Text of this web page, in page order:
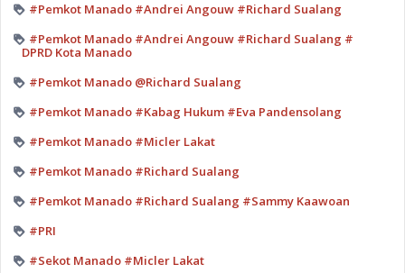
#Pemkot Manado #Andrei Angouw #Richard Sualang
#Pemkot Manado #Andrei Angouw #Richard Sualang #
DPRD Kota Manado
#Pemkot Manado @Richard Sualang
#Pemkot Manado #Kabag Hukum #Eva Pandensolang
#Pemkot Manado #Micler Lakat
#Pemkot Manado #Richard Sualang
#Pemkot Manado #Richard Sualang #Sammy Kaawoan
#PRI
#Sekot Manado #Micler Lakat